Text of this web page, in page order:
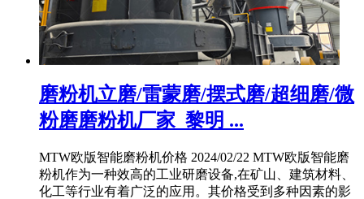
磨粉机立磨/雷蒙磨/摆式磨/超细磨/微
粉磨磨粉机厂家_黎明 ...
MTW欧版智能磨粉机价格 2024/02/22 MTW欧版智能磨
粉机作为一种效高的工业研磨设备,在矿山、建筑材料、
化工等行业有着广泛的应用。其价格受到多种因素的影